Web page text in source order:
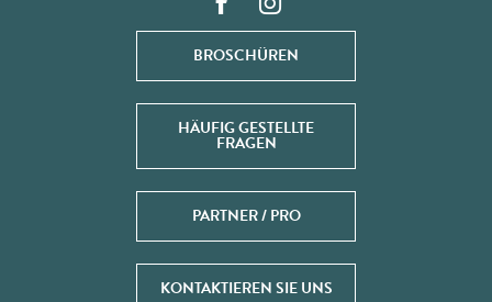
BROSCHÜREN
HÄUFIG GESTELLTE
FRAGEN
PARTNER / PRO
KONTAKTIEREN SIE UNS